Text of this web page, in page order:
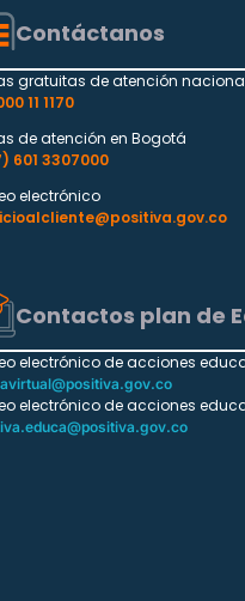
Contáctanos
gratuitas de atención
11 1170
de atención en Bogotá
601 3307000
electrónico
Contactos plan de
electrónico de acciones
electrónico de acciones